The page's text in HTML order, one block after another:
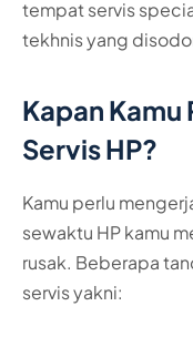
tempat servis
tekhnis yang
Kapan Kamu
Servis HP?
Kamu perlu
sewaktu HP kamu
rusak. Beberapa
servis yakni: